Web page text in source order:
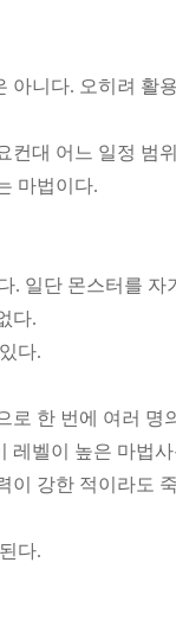
니다. 오히려 활
컨대 어느 일정 범
마법이다.
. 일단 몬스터를 자
다.
다.
로 한 번에 여러 명
벨이 높은 마법사
이 강한 적이라도
다.